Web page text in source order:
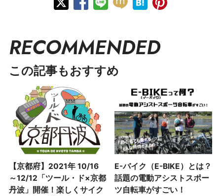
RECOMMENDED
この記事もおすすめ
【京都府】2021年 10/16
～12/12「ツール・ド×京都
丹波」開催！楽しくサイク
E-バイク（E-BIKE）とは？
話題の電動アシストスポー
ツ自転車がすごい！